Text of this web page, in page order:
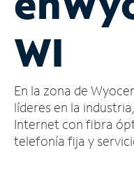
cuenta
Encuentra
tienda
WI
En la zona de
líderes en la
Internet con fibra
telefonía fija y